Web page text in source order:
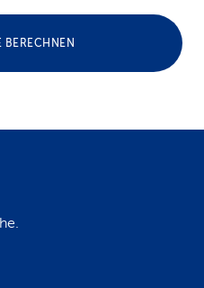
BERECHNEN